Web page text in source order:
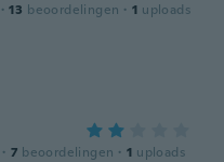
· 13 beoordelingen · 1 uploads
· 7 beoordelingen · 1 uploads